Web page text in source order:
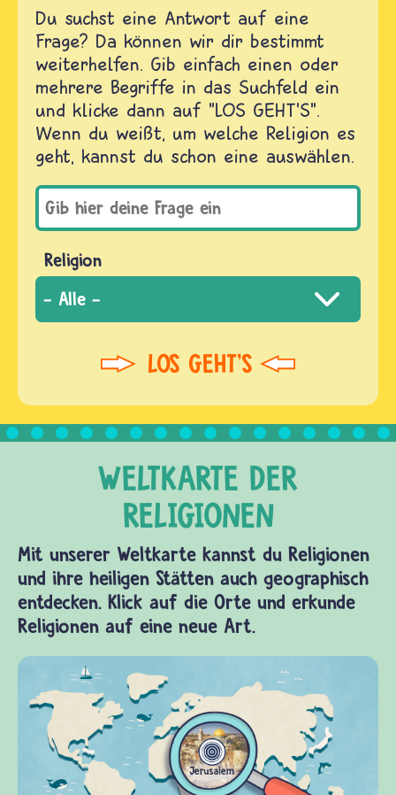
Du suchst eine Antwort auf eine
Frage? Da können wir dir bestimmt
weiterhelfen. Gib einfach einen oder
mehrere Begriffe in das Suchfeld ein
und klicke dann auf "LOS GEHT'S".
Wenn du weißt, um welche Religion es
geht, kannst du schon eine auswählen.
Religion
Mit unserer Weltkarte kannst du Religionen
und ihre heiligen Stätten auch geographisch
entdecken. Klick auf die Orte und erkunde
Religionen auf eine neue Art.